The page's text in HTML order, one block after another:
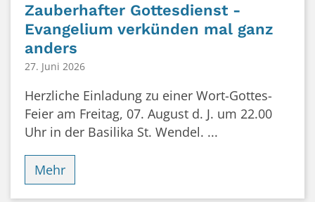
Zauberhafter Gottesdienst -
Evangelium verkünden mal ganz
anders
27. Juni 2026
Herzliche Einladung zu einer Wort-Gottes-
Feier am Freitag, 07. August d. J. um 22.00
Uhr in der Basilika St. Wendel. ...
Mehr